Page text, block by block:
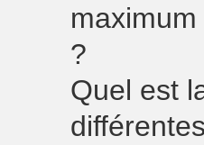
?
Quel est